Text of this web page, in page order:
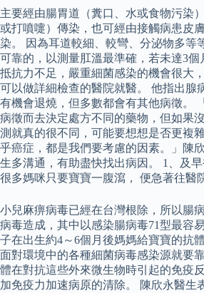
主要經由腸胃道（糞口、水或食物污染
或打噴嚏）傳染，也可經由接觸病患皮
染。 因為耳道較細、較彎、分泌物多等
可靠的，以測量肛溫最準確，若未達3
抵抗力不足，嚴重細菌感染的機會很大
可以做詳細檢查的醫院就醫。 他指出腺
有機會退燒，但多數都會有其他病徵。
病徵而去決定處方不同的藥物，但如果
測就真的很不同，可能要想想是否更複
乎癌症，都是我們要考慮的因素。」陳
生多溝通，有助盡快找出病因。 1、及
很多媽咪只要寶寶一腹瀉， 便急著往醫
小兒麻痹病毒已經在台灣根除，所以腸
病毒造成，其中以感染腸病毒71型最容
子在出生約4～6個月後媽媽給寶寶的抗
面對環境中的各種細菌病毒感染源就要
體在對抗這些外來微生物時引起的免疫
加免疫力加速病原的清除。 陳欣永醫生